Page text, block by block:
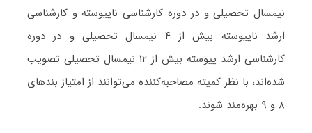
نیمسال تحصیلی و در دوره کارشناسی ناپیوسته و کارشناسی
ارشد ناپیوسته بیش از ۴ نیمسال تحصیلی و در دوره
کارشناسی ارشد پیوسته بیش از ۱۲ نیمسال تحصیلی تصویب
شده‌اند، با نظر کمیته مصاحبه‌کننده می‌توانند از امتیاز بندهای
۸ و ۹ بهره‌مند شوند.